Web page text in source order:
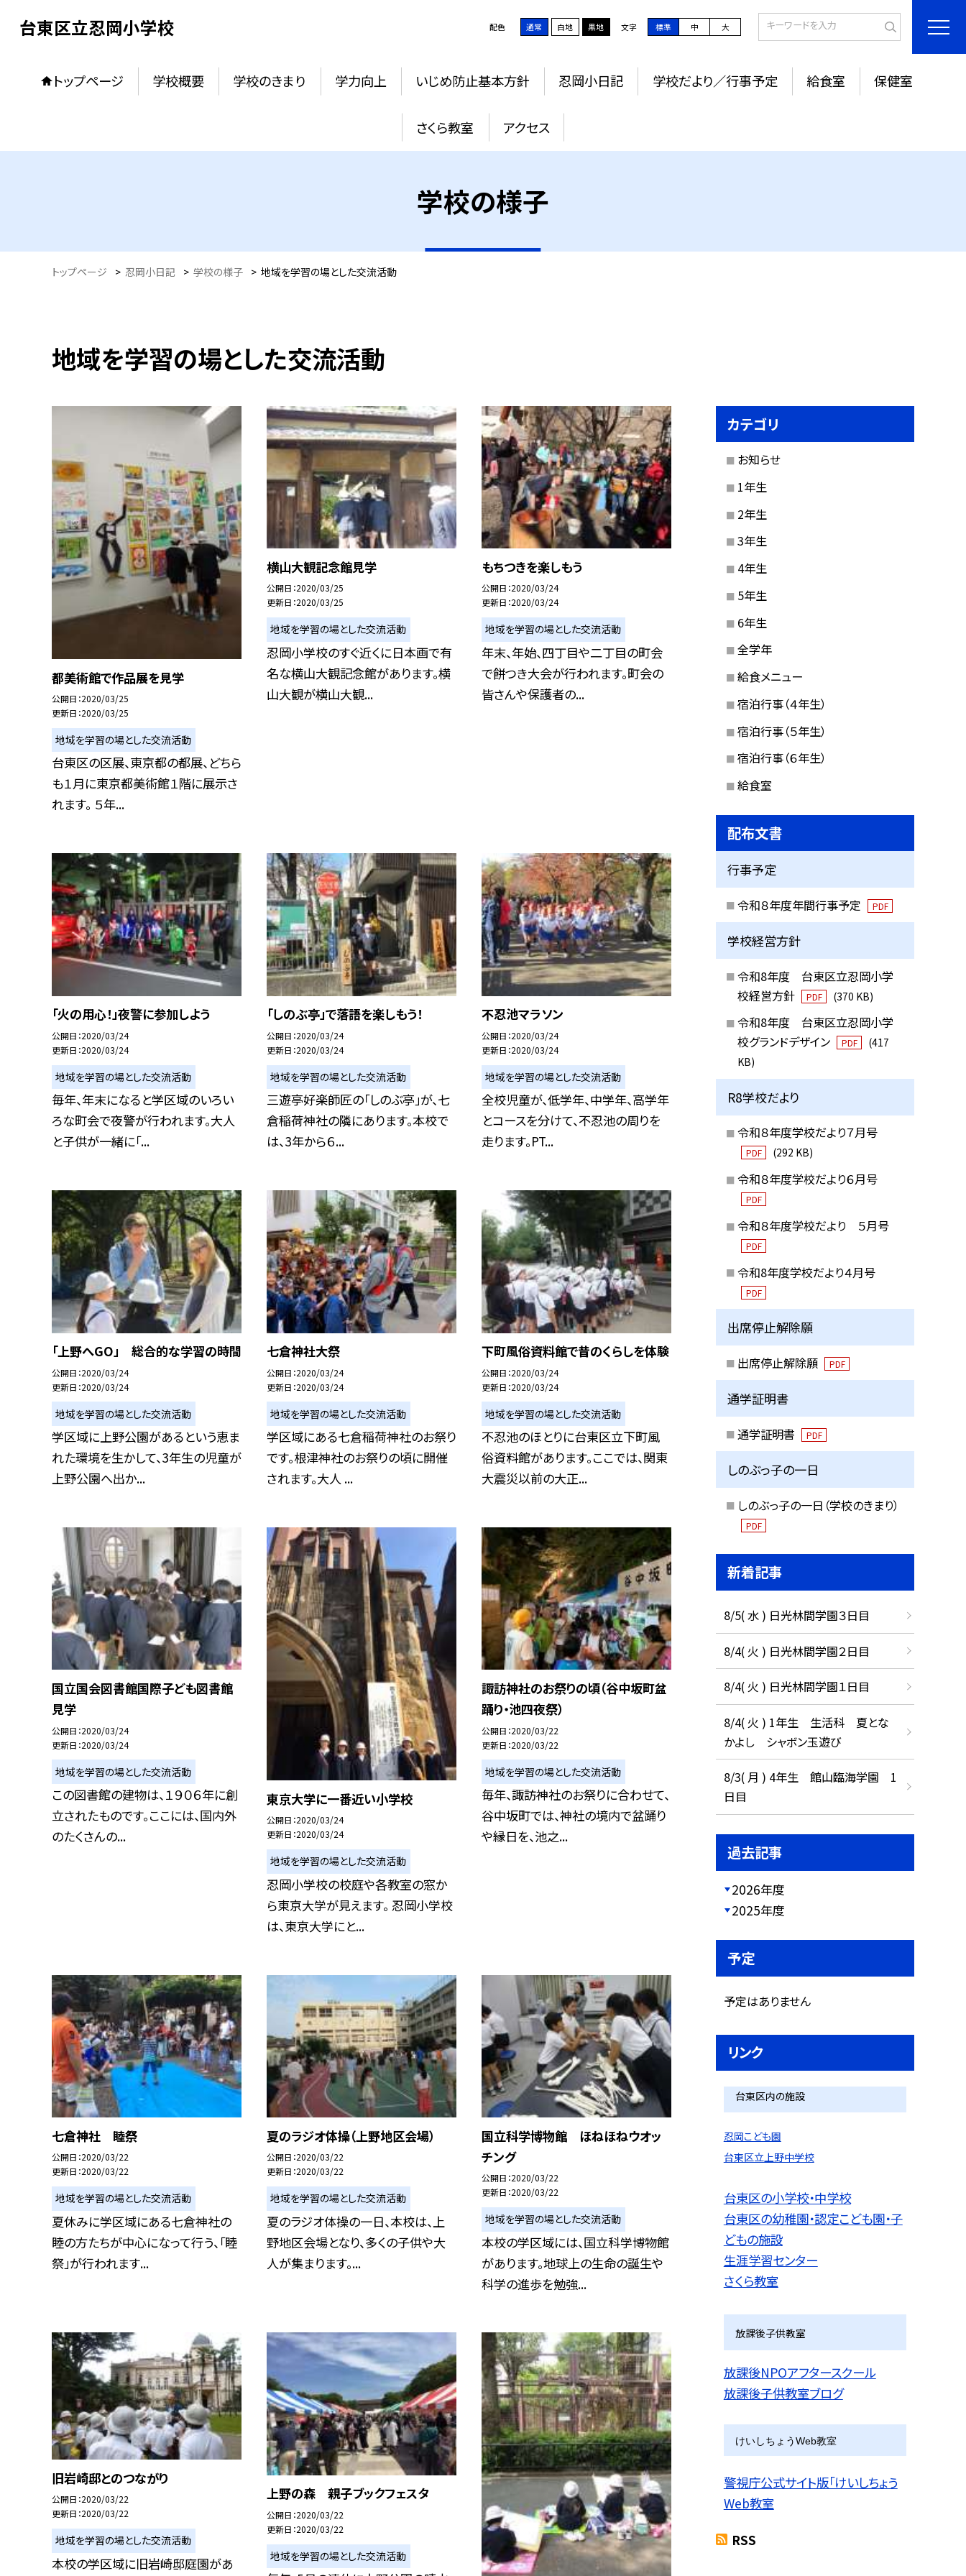
台東区立忍岡小学校 配色 通常 白地 黒地 文字 標準 中 大
トップページ 学校概要 学校のきまり 学力向上 いじめ防止基本方針 忍岡小日記 学校だより／行事予定 給食室 保健室
さくら教室 アクセス
学校の様子
トップページ > 忍岡小日記 > 学校の様子 > 地域を学習の場とした交流活動
地域を学習の場とした交流活動
都美術館で作品展を見学
公開日 2020/03/25
更新日 2020/03/25
地域を学習の場とした交流活動
台東区の区展、東京都の都展、どちら
も１月に東京都美術館１階に展示さ
れます。 ５年...
横山大観記念館見学
公開日 2020/03/25
更新日 2020/03/25
地域を学習の場とした交流活動
忍岡小学校のすぐ近くに日本画で有
名な横山大観記念館があります。横
山大観が横山大観...
もちつきを楽しもう
公開日 2020/03/24
更新日 2020/03/24
地域を学習の場とした交流活動
年末、年始、四丁目や二丁目の町会
で餅つき大会が行われます。町会の
皆さんや保護者の...
「火の用心！」夜警に参加しよう
公開日 2020/03/24
更新日 2020/03/24
地域を学習の場とした交流活動
毎年、年末になると学区域のいろい
ろな町会で夜警が行われます。大人
と子供が一緒に「...
「しのぶ亭」で落語を楽しもう！
公開日 2020/03/24
更新日 2020/03/24
地域を学習の場とした交流活動
三遊亭好楽師匠の「しのぶ亭」が、七
倉稲荷神社の隣にあります。本校で
は、3年から６...
不忍池マラソン
公開日 2020/03/24
更新日 2020/03/24
地域を学習の場とした交流活動
全校児童が、低学年、中学年、高学年
とコースを分けて、不忍池の周りを
走ります。PT...
「上野へGO」 総合的な学習の時間
公開日 2020/03/24
更新日 2020/03/24
地域を学習の場とした交流活動
学区域に上野公園があるという恵ま
れた環境を生かして、3年生の児童が
上野公園へ出か...
七倉神社大祭
公開日 2020/03/24
更新日 2020/03/24
地域を学習の場とした交流活動
学区域にある七倉稲荷神社のお祭り
です。根津神社のお祭りの頃に開催
されます。大人 ...
下町風俗資料館で昔のくらしを体験
公開日 2020/03/24
更新日 2020/03/24
地域を学習の場とした交流活動
不忍池のほとりに台東区立下町風
俗資料館があります。ここでは、関東
大震災以前の大正...
国立国会図書館国際子ども図書館
見学
公開日 2020/03/24
更新日 2020/03/24
地域を学習の場とした交流活動
この図書館の建物は、１９０６年に創
立されたものです。ここには、国内外
のたくさんの...
東京大学に一番近い小学校
公開日 2020/03/24
更新日 2020/03/24
地域を学習の場とした交流活動
忍岡小学校の校庭や各教室の窓か
ら東京大学が見えます。 忍岡小学校
は、東京大学にと...
諏訪神社のお祭りの頃（谷中坂町盆
踊り・池四夜祭）
公開日 2020/03/22
更新日 2020/03/22
地域を学習の場とした交流活動
毎年、諏訪神社のお祭りに合わせて、
谷中坂町では、神社の境内で盆踊り
や縁日を、池之...
七倉神社 睦祭
公開日 2020/03/22
更新日 2020/03/22
地域を学習の場とした交流活動
夏休みに学区域にある七倉神社の
睦の方たちが中心になって行う、「睦
祭」が行われます...
夏のラジオ体操（上野地区会場）
公開日 2020/03/22
更新日 2020/03/22
地域を学習の場とした交流活動
夏のラジオ体操の一日、本校は、上
野地区会場となり、多くの子供や大
人が集まります。...
国立科学博物館 ほねほねウオッ
チング
公開日 2020/03/22
更新日 2020/03/22
地域を学習の場とした交流活動
本校の学区域には、国立科学博物館
があります。地球上の生命の誕生や
科学の進歩を勉強...
旧岩崎邸とのつながり
公開日 2020/03/22
更新日 2020/03/22
地域を学習の場とした交流活動
本校の学区域に旧岩崎邸庭園があ
上野の森 親子ブックフェスタ
公開日 2020/03/22
更新日 2020/03/22
地域を学習の場とした交流活動
カテゴリ
お知らせ
1年生
2年生
3年生
4年生
5年生
6年生
全学年
給食メニュー
宿泊行事（４年生）
宿泊行事（５年生）
宿泊行事（６年生）
給食室
配布文書
行事予定
令和８年度年間行事予定 PDF
学校経営方針
令和8年度 台東区立忍岡小学
校経営方針
PDF (370 KB)
令和8年度 台東区立忍岡小学
校グランドデザイン
PDF
(417
KB)
R8学校だより
令和８年度学校だより７月号
PDF (292 KB)
令和８年度学校だより６月号
PDF
令和８年度学校だより ５月号
PDF
令和8年度学校だより４月号
PDF
出席停止解除願
出席停止解除願 PDF
通学証明書
通学証明書 PDF
しのぶっ子の一日
しのぶっ子の一日（学校のきまり）
PDF
新着記事
8/5( 水 ) 日光林間学園３日目
8/4( 火 ) 日光林間学園２日目
8/4( 火 ) 日光林間学園１日目
8/4( 火 ) 1年生 生活科 夏とな
かよし シャボン玉遊び
8/3( 月 ) 4年生 館山臨海学園 1
日目
過去記事
2026年度
2025年度
予定
予定はありません
リンク
台東区内の施設
忍岡こども園
台東区立上野中学校
台東区の小学校・中学校
台東区の幼稚園・認定こども園・子
どもの施設
生涯学習センター
さくら教室
放課後子供教室
放課後NPOアフタースクール
放課後子供教室ブログ
けいしちょうWeb教室
警視庁公式サイト版「けいしちょう
Web教室
RSS